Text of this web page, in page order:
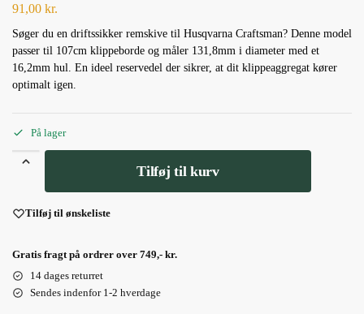
91,00 kr.
Søger du en driftssikker remskive til Husqvarna Craftsman? Denne model
passer til 107cm klippeborde og måler 131,8mm i diameter med et
16,2mm hul. En ideel reservedel der sikrer, at dit klippeaggregat kører
optimalt igen.
På lager
Tilføj til kurv
Tilføj til ønskeliste
Gratis fragt på ordrer over 749,- kr.
14 dages returret
Sendes indenfor 1-2 hverdage